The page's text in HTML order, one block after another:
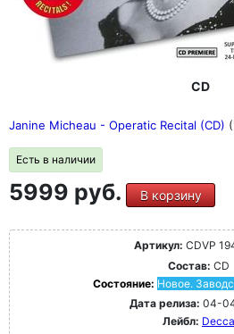
CD
Janine Micheau - Operatic Recital (CD)
Есть в наличии
5999 руб. В корзину
Артикул: CDVP
Состав: CD
Состояние: Новое.
Дата релиза: 04-
Лейбл: Decca